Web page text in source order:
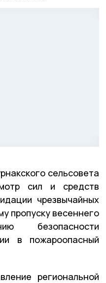
сельсовета
сил и средств
чрезвычайных
пропуску весеннего
безопасности
в пожароопасный
региональной